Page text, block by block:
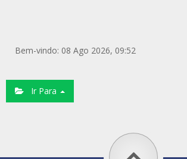
Bem-vindo: 08 Ago 2026, 09:52
Ir Para